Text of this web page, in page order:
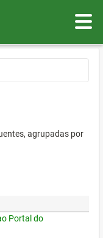
agrupadas por
Portal do